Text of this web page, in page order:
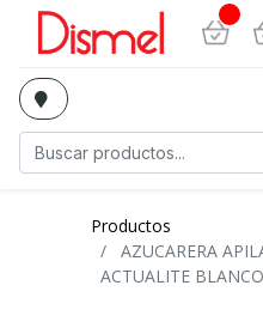
Productos
AZUCARERA
ACTUALITE